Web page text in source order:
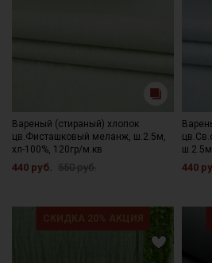
Вареный (стираный) хлопок
цв.Фисташковый меланж, ш.2.5м,
хл-100%, 120гр/м.кв
440 руб. 550 руб. 440